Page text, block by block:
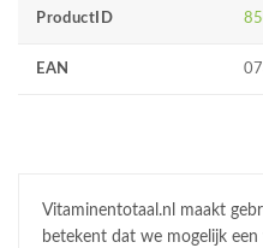
ProductID
EAN
Vitaminentotaal.nl maakt
betekent dat we mogelijk